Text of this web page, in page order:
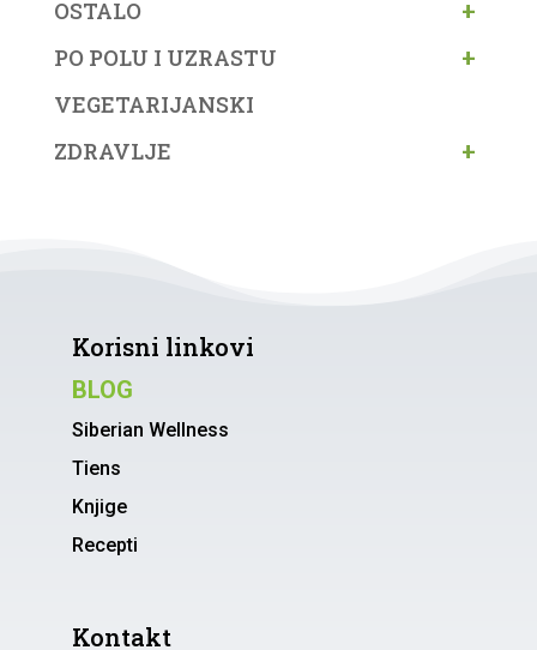
OSTALO +
PO POLU I UZRASTU +
VEGETARIJANSKI
ZDRAVLJE
+
Korisni linkovi
BLOG
Siberian Wellness
Tiens
Knjige
Recepti
Kontakt